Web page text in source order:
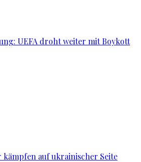
UEFA droht weiter mit Boykott
kämpfen auf ukrainischer Seite